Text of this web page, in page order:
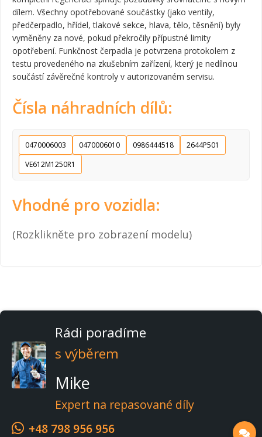
dílem. Všechny opotřebované součástky (jako ventily,
předčerpadlo, hřídel, tlakové sekce, hlava, tělo, těsnění) byly
vyměněny za nové, pokud překročily přípustné limity
opotřebení. Funkčnost čerpadla je potvrzena protokolem z
testu provedeného na zkušebním zařízení, který je nedílnou
součástí závěrečné kontroly v autorizovaném servisu.
Čísla náhradních dílů:
0470006003 0470006010 0986444518
2644P501
VE612M1250R1
Vhodné pro vozidla:
(Rozklikněte pro zobrazení modelu)
Rádi poradíme
s výběrem
Mike
Expert na repasované díly
+48 798 956 956